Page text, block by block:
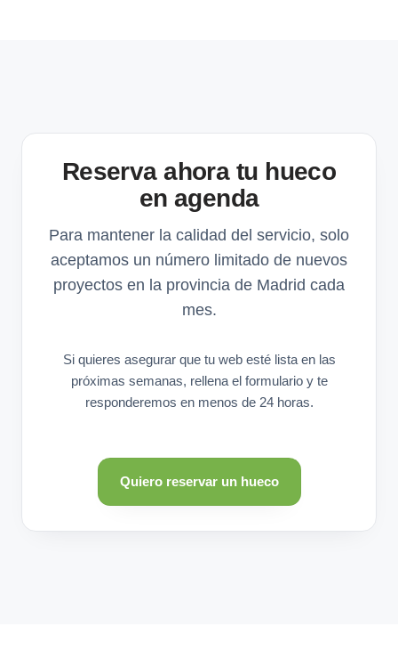
Reserva ahora tu hueco
en agenda
Para mantener la calidad del servicio, solo
aceptamos un número limitado de nuevos
proyectos en la provincia de Madrid cada
mes.
Si quieres asegurar que tu web esté lista en las
próximas semanas, rellena el formulario y te
responderemos en menos de 24 horas.
Quiero reservar un hueco